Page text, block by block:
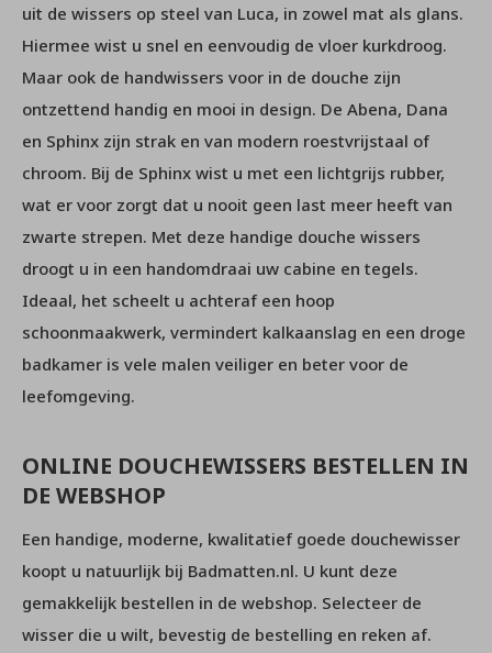
uit de wissers op steel van Luca, in zowel mat als glans.
Hiermee wist u snel en eenvoudig de vloer kurkdroog.
Maar ook de handwissers voor in de douche zijn
ontzettend handig en mooi in design. De Abena, Dana
en Sphinx zijn strak en van modern roestvrijstaal of
chroom. Bij de Sphinx wist u met een lichtgrijs rubber,
wat er voor zorgt dat u nooit geen last meer heeft van
zwarte strepen. Met deze handige douche wissers
droogt u in een handomdraai uw cabine en tegels.
Ideaal, het scheelt u achteraf een hoop
schoonmaakwerk, vermindert kalkaanslag en een droge
badkamer is vele malen veiliger en beter voor de
leefomgeving.
ONLINE DOUCHEWISSERS BESTELLEN IN
DE WEBSHOP
Een handige, moderne, kwalitatief goede douchewisser
koopt u natuurlijk bij Badmatten.nl. U kunt deze
gemakkelijk bestellen in de webshop. Selecteer de
wisser die u wilt, bevestig de bestelling en reken af.